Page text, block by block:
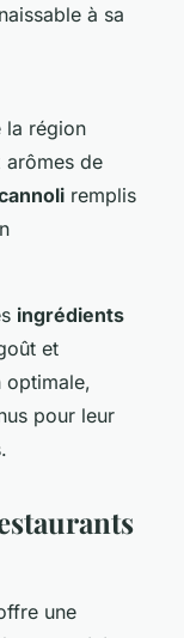
à sa
la région
arômes de
remplis
ingrédients
et
optimale,
pour leur
une